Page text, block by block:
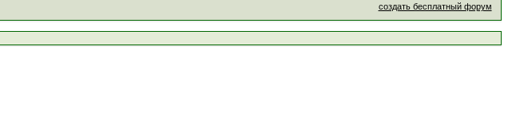
создать бесплатный форум